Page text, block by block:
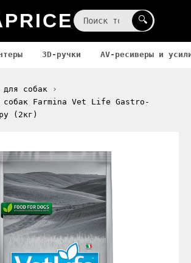
🔍
3D-ручки AV-ресиверы и
для собак
собак Farmina Vet Life Gastro-
(2кг)